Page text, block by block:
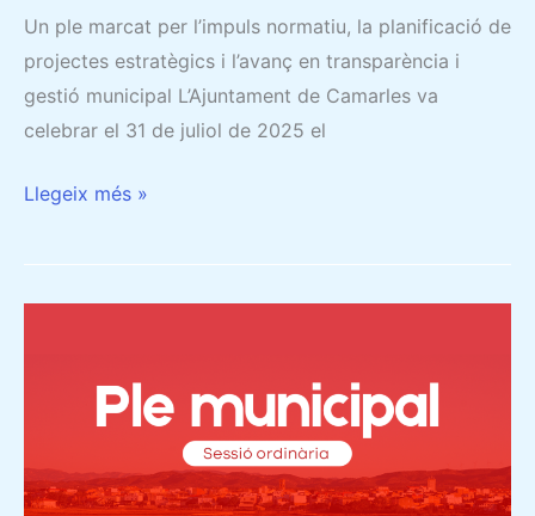
Un ple marcat per l’impuls normatiu, la planificació de
projectes estratègics i l’avanç en transparència i
gestió municipal L’Ajuntament de Camarles va
celebrar el 31 de juliol de 2025 el
Llegeix més »
CRÒNICA
EL